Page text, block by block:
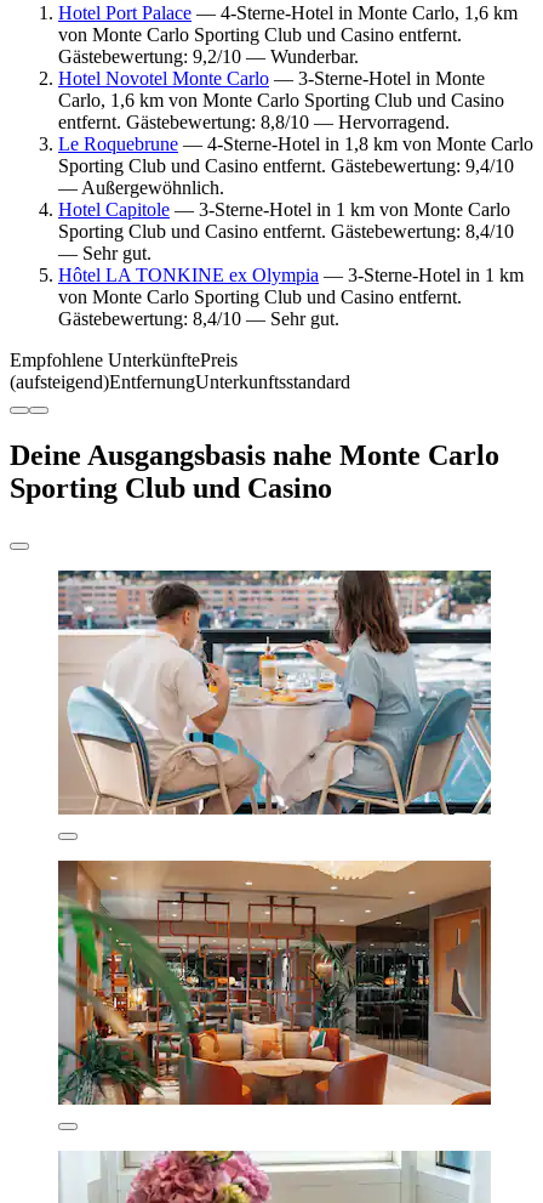
Hotel Port Palace — 4-Sterne-Hotel in Monte Carlo, 1,6 km
von Monte Carlo Sporting Club und Casino entfernt.
Gästebewertung: 9,2/10 — Wunderbar.
Hotel Novotel Monte Carlo — 3-Sterne-Hotel in Monte
Carlo, 1,6 km von Monte Carlo Sporting Club und Casino
entfernt. Gästebewertung: 8,8/10 — Hervorragend.
Le Roquebrune — 4-Sterne-Hotel in 1,8 km von Monte Carlo
Sporting Club und Casino entfernt. Gästebewertung: 9,4/10
— Außergewöhnlich.
Hotel Capitole — 3-Sterne-Hotel in 1 km von Monte Carlo
Sporting Club und Casino entfernt. Gästebewertung: 8,4/10
— Sehr gut.
Hôtel LA TONKINE ex Olympia — 3-Sterne-Hotel in 1 km
von Monte Carlo Sporting Club und Casino entfernt.
Gästebewertung: 8,4/10 — Sehr gut.
Empfohlene UnterkünftePreis
(aufsteigend)EntfernungUnterkunftsstandard
Deine Ausgangsbasis nahe Monte Carlo
Sporting Club und Casino